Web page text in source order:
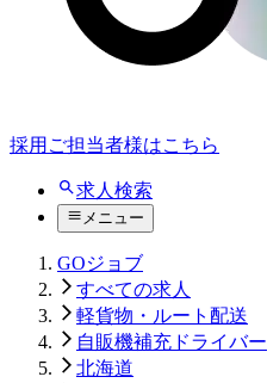
採用ご担当者様はこちら
求人検索
メニュー
GOジョブ
すべての求人
軽貨物・ルート配送
自販機補充ドライバー
北海道